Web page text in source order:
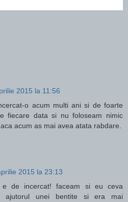
2015 la 11:56
o acum multi ani si de foarte
fiecare data si nu foloseam nimic
acum as mai avea atata rabdare.
2015 la 23:13
e de incercat! faceam si eu ceva
ajutorul unei bentite si era mai